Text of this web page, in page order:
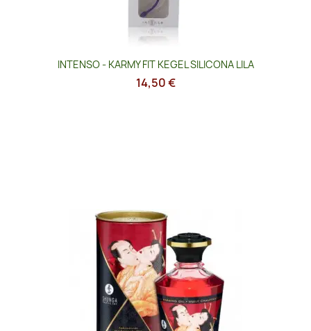
INTENSO - KARMY FIT KEGEL SILICONA LILA
14,50 €